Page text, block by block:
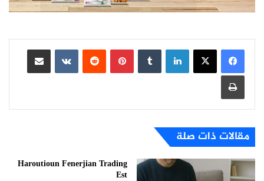
لينكدإن بينتيريست
مشاركة عبر البريد
طباعة
مقالات ذات صلة
Haroutioun Fenerjian Trading
Est